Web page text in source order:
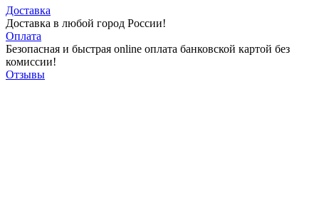
Доставка
Доставка в любой город России!
Оплата
Безопасная и быстрая online оплата банковской картой без
комиссии!
Отзывы